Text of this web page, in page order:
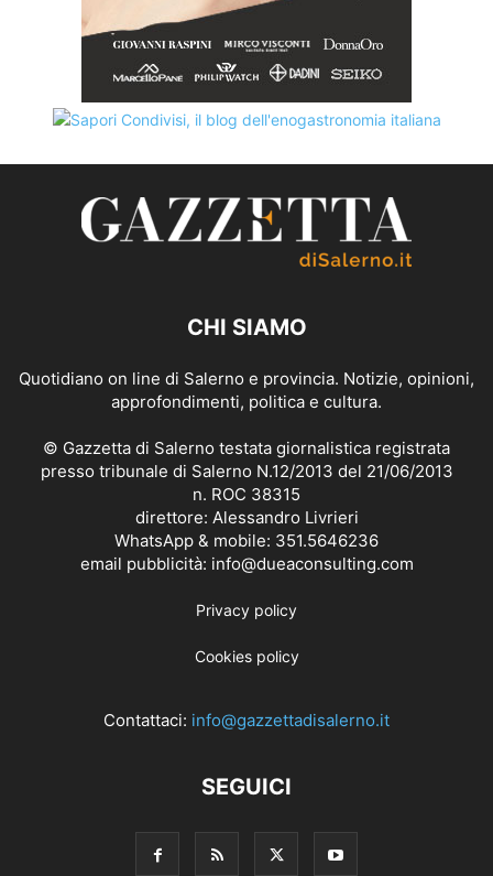
CHI SIAMO
Quotidiano on line di Salerno e provincia. Notizie, opinioni,
approfondimenti, politica e cultura.
© Gazzetta di Salerno testata giornalistica registrata
presso tribunale di Salerno N.12/2013 del 21/06/2013
n. ROC 38315
direttore: Alessandro Livrieri
WhatsApp & mobile: 351.5646236
email pubblicità: info@dueaconsulting.com
Privacy policy
Cookies policy
Contattaci: info@gazzettadisalerno.it
SEGUICI